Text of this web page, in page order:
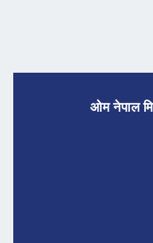
ओम नेपाल